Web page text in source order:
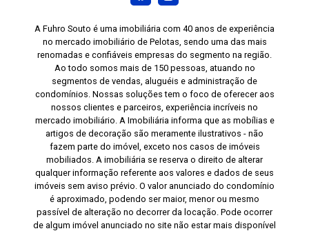
A Fuhro Souto é uma imobiliária com 40 anos de experiência
no mercado imobiliário de Pelotas, sendo uma das mais
renomadas e confiáveis empresas do segmento na região.
Ao todo somos mais de 150 pessoas, atuando no
segmentos de vendas, aluguéis e administração de
condomínios. Nossas soluções tem o foco de oferecer aos
nossos clientes e parceiros, experiência incríveis no
mercado imobiliário. A Imobiliária informa que as mobílias e
artigos de decoração são meramente ilustrativos - não
fazem parte do imóvel, exceto nos casos de imóveis
mobiliados. A imobiliária se reserva o direito de alterar
qualquer informação referente aos valores e dados de seus
imóveis sem aviso prévio. O valor anunciado do condomínio
é aproximado, podendo ser maior, menor ou mesmo
passível de alteração no decorrer da locação. Pode ocorrer
de algum imóvel anunciado no site não estar mais disponível